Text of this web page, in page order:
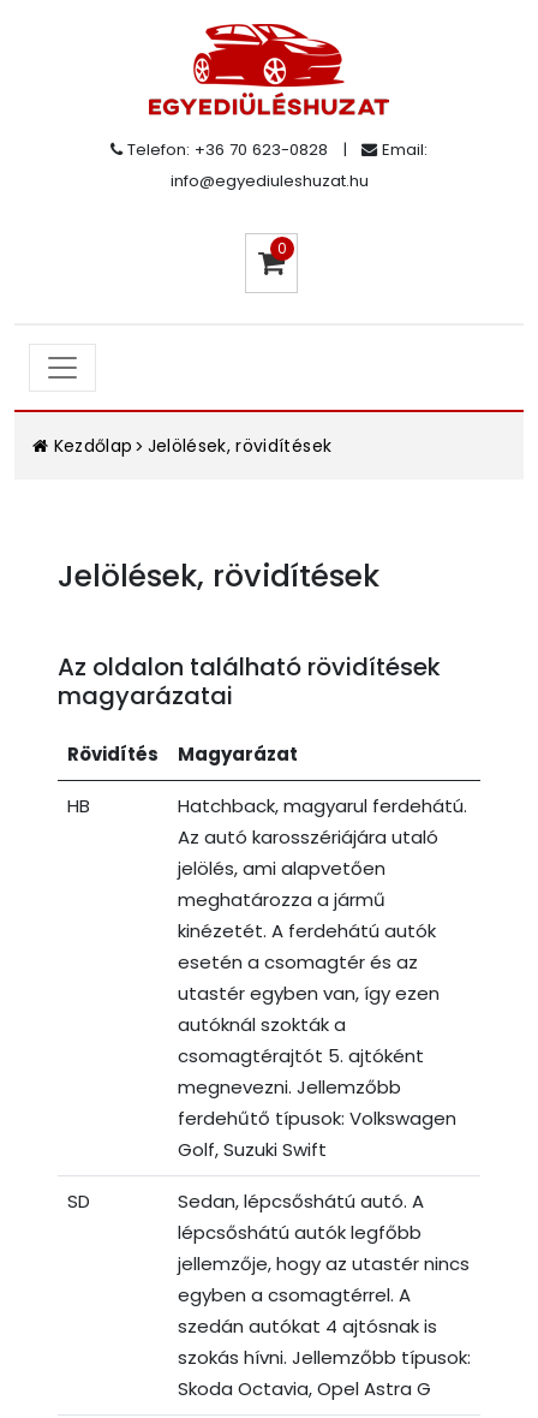
Telefon: +36 70 623-0828 |
Email:
info@egyediuleshuzat.hu
0
Kezdőlap Jelölések, rövidítések
Jelölések, rövidítések
Az oldalon található rövidítések
magyarázatai
Rövidítés Magyarázat
HB
Hatchback, magyarul ferdehátú.
Az autó karosszériájára utaló
jelölés, ami alapvetően
meghatározza a jármű
kinézetét. A ferdehátú autók
esetén a csomagtér és az
utastér egyben van, így ezen
autóknál szokták a
csomagtérajtót 5. ajtóként
megnevezni. Jellemzőbb
ferdehűtő típusok: Volkswagen
Golf, Suzuki Swift
SD
Sedan, lépcsőshátú autó. A
lépcsőshátú autók legfőbb
jellemzője, hogy az utastér nincs
egyben a csomagtérrel. A
szedán autókat 4 ajtósnak is
szokás hívni. Jellemzőbb típusok:
Skoda Octavia, Opel Astra G